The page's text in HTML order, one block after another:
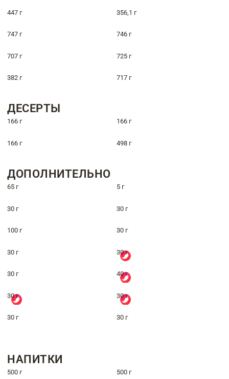
447 г 356,1 г
747 г 746 г
707 г 725 г
382 г 717 г
ДЕСЕРТЫ
166 г 166 г
166 г 498 г
ДОПОЛНИТЕЛЬНО
65 г 5 г
30 г 30 г
100 г 30 г
30 г 30 г
30 г 40 г
30 г 30 г
30 г 30 г
НАПИТКИ
500 г 500 г